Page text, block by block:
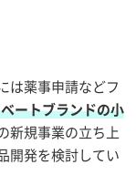
は薬事申請などフ
ートブランドの小
新規事業の立ち上
開発を検討してい